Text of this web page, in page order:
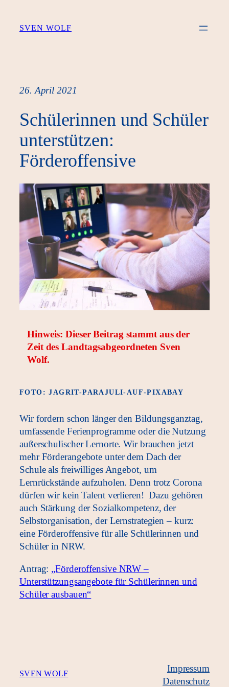
Inhalt
SVEN WOLF
26. April 2021
Schülerinnen und Schüler
unterstützen:
Förderoffensive
Hinweis: Dieser Beitrag stammt aus der
Zeit des Landtagsabgeordneten Sven
Wolf.
FOTO: JAGRIT-PARAJULI-AUF-PIXABAY
Wir fordern schon länger den Bildungsganztag,
umfassende Ferienprogramme oder die Nutzung
außerschulischer Lernorte. Wir brauchen jetzt
mehr Förderangebote unter dem Dach der
Schule als freiwilliges Angebot, um
Lernrückstände aufzuholen. Denn trotz Corona
dürfen wir kein Talent verlieren! Dazu gehören
auch Stärkung der Sozialkompetenz, der
Selbstorganisation, der Lernstrategien – kurz:
eine Förderoffensive für alle Schülerinnen und
Schüler in NRW.
Antrag: „Förderoffensive NRW –
Unterstützungsangebote für Schülerinnen und
Schüler ausbauen“
SVEN WOLF
Impressum
Datenschutz